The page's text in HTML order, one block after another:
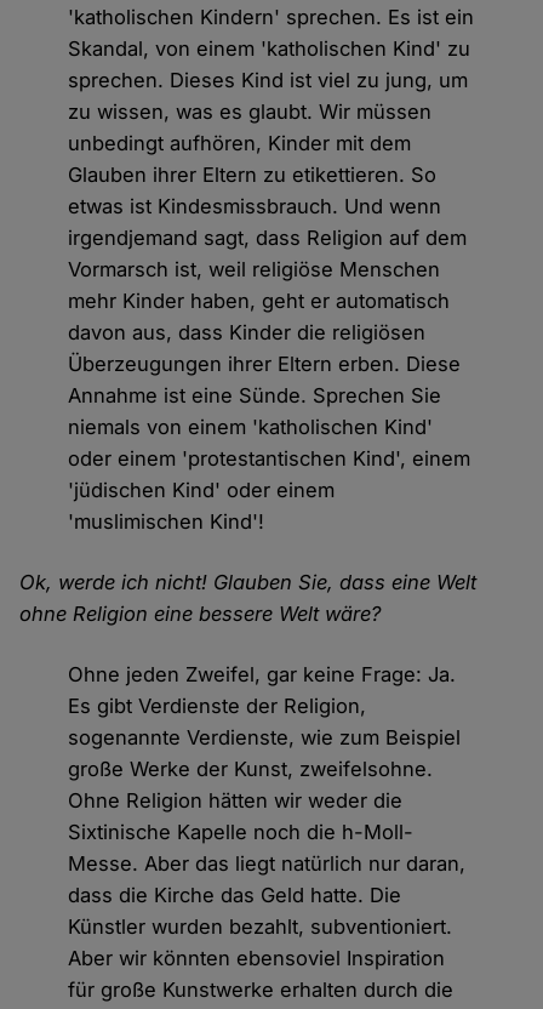
'katholischen Kindern' sprechen. Es ist ein
Skandal, von einem 'katholischen Kind' zu
sprechen. Dieses Kind ist viel zu jung, um
zu wissen, was es glaubt. Wir müssen
unbedingt aufhören, Kinder mit dem
Glauben ihrer Eltern zu etikettieren. So
etwas ist Kindesmissbrauch. Und wenn
irgendjemand sagt, dass Religion auf dem
Vormarsch ist, weil religiöse Menschen
mehr Kinder haben, geht er automatisch
davon aus, dass Kinder die religiösen
Überzeugungen ihrer Eltern erben. Diese
Annahme ist eine Sünde. Sprechen Sie
niemals von einem 'katholischen Kind'
oder einem 'protestantischen Kind', einem
'jüdischen Kind' oder einem
'muslimischen Kind'!
Ok, werde ich nicht! Glauben Sie, dass eine Welt
ohne Religion eine bessere Welt wäre?
Ohne jeden Zweifel, gar keine Frage: Ja.
Es gibt Verdienste der Religion,
sogenannte Verdienste, wie zum Beispiel
große Werke der Kunst, zweifelsohne.
Ohne Religion hätten wir weder die
Sixtinische Kapelle noch die h-Moll-
Messe. Aber das liegt natürlich nur daran,
dass die Kirche das Geld hatte. Die
Künstler wurden bezahlt, subventioniert.
Aber wir könnten ebensoviel Inspiration
für große Kunstwerke erhalten durch die